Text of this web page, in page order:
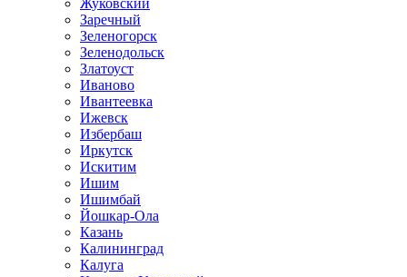
Жуковский
Заречный
Зеленогорск
Зеленодольск
Златоуст
Иваново
Ивантеевка
Ижевск
Избербаш
Иркутск
Искитим
Ишим
Ишимбай
Йошкар-Ола
Казань
Калининград
Калуга